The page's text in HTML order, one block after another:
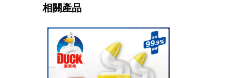
相關產品